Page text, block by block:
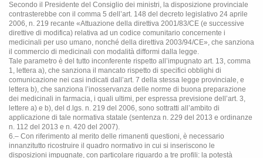
Secondo il Presidente del Consiglio dei ministri, la disposizione provinciale
contrasterebbe con il comma 5 dell’art. 148 del decreto legislativo 24 aprile
2006, n. 219 recante «Attuazione della direttiva 2001/83/CE (e successive
direttive di modifica) relativa ad un codice comunitario concernente i
medicinali per uso umano, nonché della direttiva 2003/94/CE», che sanziona
il commercio di medicinali con modalità difformi dalla legge.
Tale parametro è del tutto inconferente rispetto all’impugnato art. 13, comma
1, lettera a), che sanziona il mancato rispetto di specifici obblighi di
comunicazione nei casi indicati dall’art. 7 della stessa legge provinciale, e
lettera b), che sanziona l’inosservanza delle norme di buona preparazione
dei medicinali in farmacia, i quali ultimi, per espressa previsione dell’art. 3,
lettere a) e b), del d.lgs. n. 219 del 2006, sono sottratti all’ambito di
applicazione di tale normativa statale (sentenza n. 229 del 2013 e ordinanze
n. 112 del 2013 e n. 420 del 2007).
6.– Con riferimento al merito delle rimanenti questioni, è necessario
innanzitutto ricostruire il quadro normativo in cui si inseriscono le
disposizioni impugnate, con particolare riguardo a tre profili: la potestà